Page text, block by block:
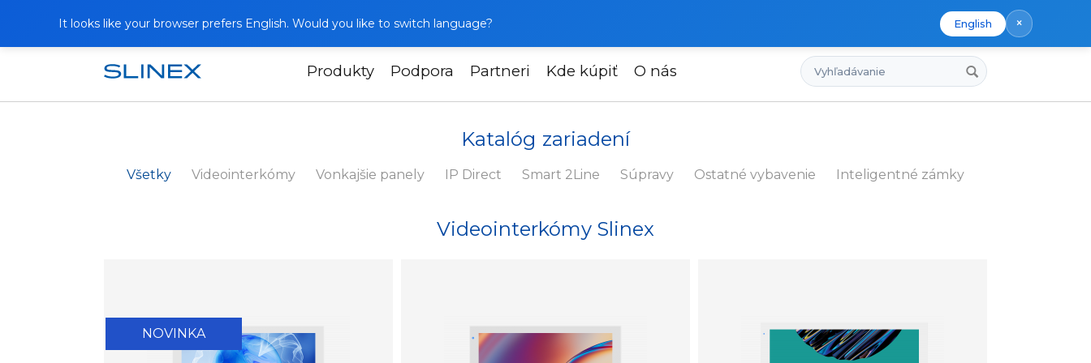
It looks like your browser prefers English. Would you like to switch language? English ×
Produkty Podpora Partneri Kde kúpiť O nás Vyhľadávanie
Domov Katalóg
Katalóg zariadení
Všetky Videointerkómy Vonkajšie panely IP Direct Smart 2Line Súpravy Ostatné vybavenie Inteligentné zámky
Videointerkómy Slinex
NOVINKA